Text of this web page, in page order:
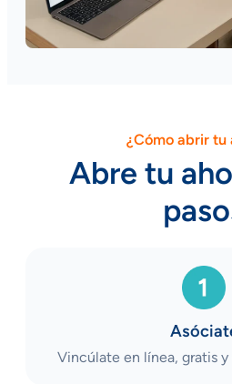
¿Cómo abrir tu
Abre tu
Vincúlate en línea, gratis